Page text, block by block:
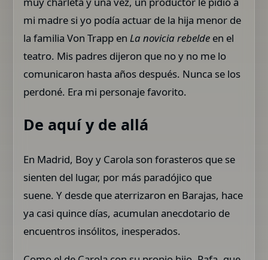
mi madre si yo podía actuar de la hija menor de
la familia Von Trapp enLa novicia rebelde en el
teatro. Mis padres dijeron que no y no me lo
comunicaron hasta años después. Nunca se los
perdoné. Era mi personaje favorito.
De aquí y de allá
En Madrid, Boy y Carola son forasteros que se
sienten del lugar, por más paradójico que
suene. Y desde que aterrizaron en Barajas, hace
ya casi quince días, acumulan anecdotario de
encuentros insólitos, inesperados.